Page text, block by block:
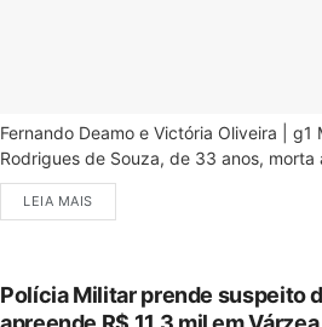
Fernando Deamo e Victória Oliveira | g1
Rodrigues de Souza, de 33 anos, morta
LEIA MAIS
Polícia Militar prende suspeito